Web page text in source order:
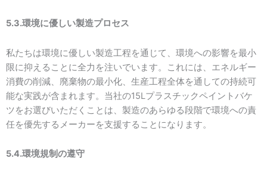
5.3.環境に優しい製造プロセス
私たちは環境に優しい製造工程を通じて、環境への影響を最小
限に抑えることに全力を注いでいます。これには、エネルギー
消費の削減、廃棄物の最小化、生産工程全体を通しての持続可
能な実践が含まれます。当社の15Lプラスチックペイントバケ
ツをお選びいただくことは、製造のあらゆる段階で環境への責
任を優先するメーカーを支援することになります。
5.4.環境規制の遵守